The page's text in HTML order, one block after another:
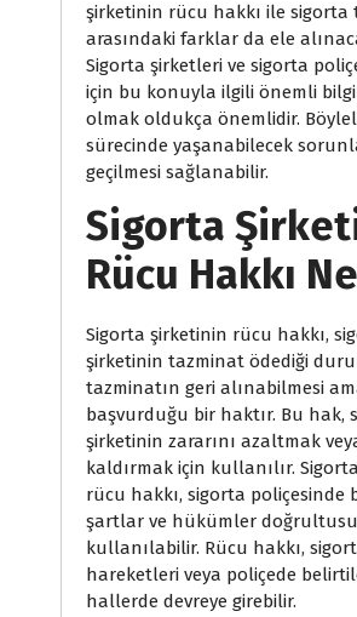
şirketinin rücu hakkı ile sigorta
arasındaki farklar da ele
Sigorta şirketleri ve sigorta
için bu konuyla ilgili önemli
olmak oldukça önemlidir.
sürecinde yaşanabilecek
geçilmesi sağlanabilir.
Sigorta
Rücu Hakkı
Sigorta şirketinin rücu hakkı,
şirketinin tazminat ödediği
tazminatın geri alınabilmesi
başvurduğu bir haktır. Bu hak,
şirketinin zararını azaltmak
kaldırmak için kullanılır.
rücu hakkı, sigorta poliçesinde
şartlar ve hükümler
kullanılabilir. Rücu hakkı,
hareketleri veya poliçede
hallerde devreye girebilir.